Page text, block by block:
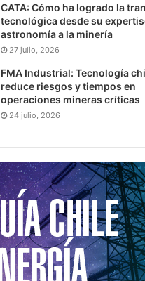
CATA: Cómo ha logrado la
tecnológica desde su
astronomía a la minería
27 julio, 2026
FMA Industrial: Tecnología
reduce riesgos y tiempos en
operaciones mineras críticas
24 julio, 2026